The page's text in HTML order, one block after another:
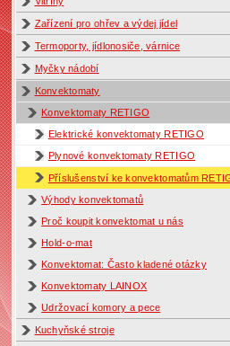
Zařízení pro ohřev a výdej jídel
Termoporty, jídlonosiče, várnice
Myčky nádobí
Konvektomaty
Konvektomaty RETIGO
Elektrické konvektomaty RETIGO
Plynové konvektomaty RETIGO
Příslušenství ke konvektomatům
Výhody konvektomatů
Proč koupit konvektomat u nás
Hold-o-mat
Konvektomat: Často kladené otázky
Konvektomaty LAINOX
Udržovací komory a pece
Kuchyňské stroje